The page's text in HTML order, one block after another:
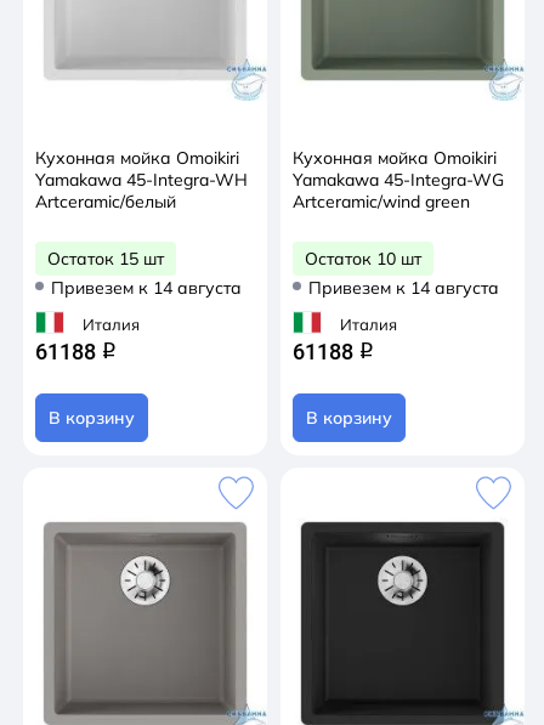
Кухонная мойка Omoikiri
Yamakawa 45-Integra-WH
Artceramic/белый
Остаток 15 шт
Привезем к 14 августа
Италия
61188 q
В корзину
Кухонная мойка Omoikiri
Yamakawa 45-Integra-WG
Artceramic/wind green
Остаток 10 шт
Привезем к 14 августа
Италия
61188 q
В корзину